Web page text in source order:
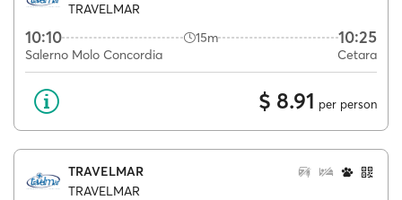
TRAVELMAR
10:10 15m 10:25
Salerno Molo Concordia Cetara
$ 8.91 per person
TRAVELMAR
TRAVELMAR